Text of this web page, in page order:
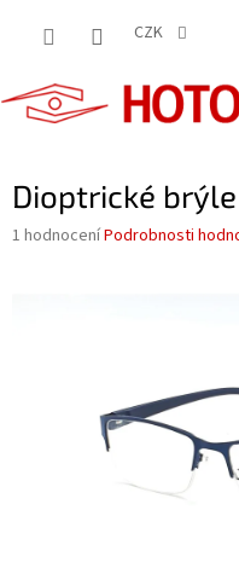
CZK
Dioptrické brýle
Průměrné
1 hodnoceníPodrobnosti